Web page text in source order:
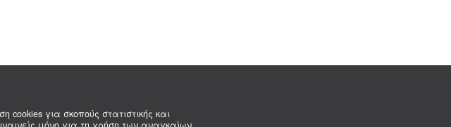
cookies για σκοπούς στατιστικής και